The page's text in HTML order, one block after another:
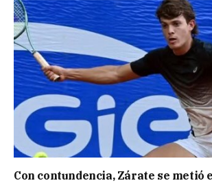
Con contundencia, Zárate se metió